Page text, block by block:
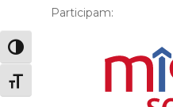
Alternar alto contraste
Alternar tamaño de letra
Participam: